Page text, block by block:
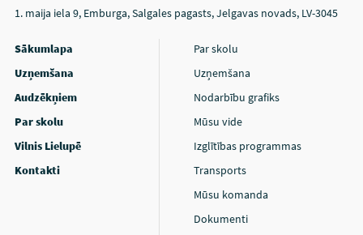
1. maija iela 9, Emburga, Salgales pagasts, Jelgavas novads, LV-3045
Sākumlapa
Uzņemšana
Audzēkņiem
Par skolu
Vilnis Lielupē
Kontakti
Par skolu
Uzņemšana
Nodarbību grafiks
Mūsu vide
Izglītības programmas
Transports
Mūsu komanda
Dokumenti